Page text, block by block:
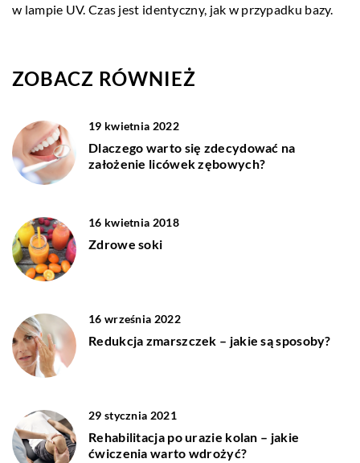
w lampie UV. Czas jest identyczny, jak w przypadku bazy.
ZOBACZ RÓWNIEŻ
19 kwietnia 2022
Dlaczego warto się zdecydować na
założenie licówek zębowych?
16 kwietnia 2018
Zdrowe soki
16 września 2022
Redukcja zmarszczek – jakie są sposoby?
29 stycznia 2021
Rehabilitacja po urazie kolan – jakie
ćwiczenia warto wdrożyć?